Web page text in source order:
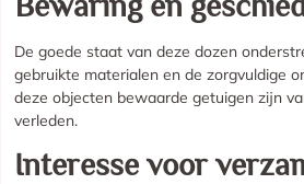
De goede staat van deze dozen
gebruikte materialen en de zorgvuldige
deze objecten bewaarde getuigen zijn
verleden.
Interesse voor